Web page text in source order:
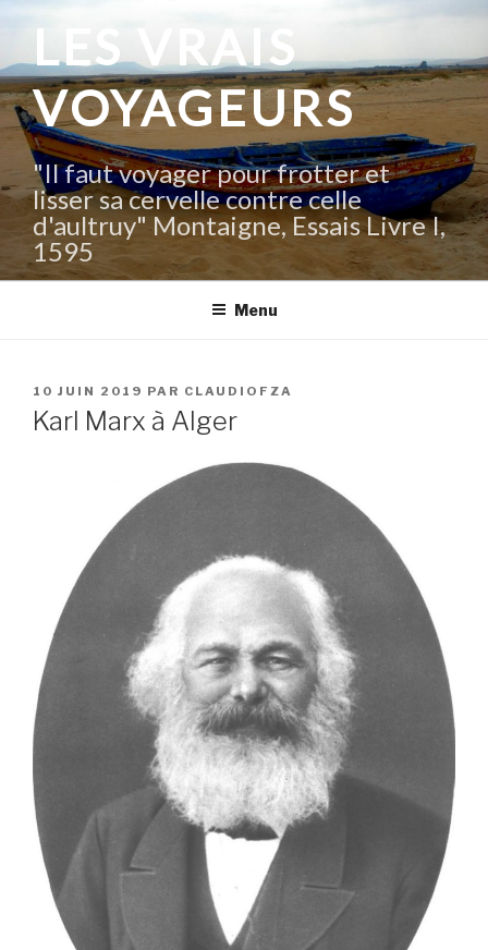
contenu
principal
LES VRAIS
VOYAGEURS
"Il faut voyager pour frotter et
lisser sa cervelle contre celle
d'aultruy" Montaigne, Essais Livre I,
1595
Menu
PUBLIÉ
LE
10 JUIN 2019 PAR CLAUDIOFZA
Karl Marx à Alger